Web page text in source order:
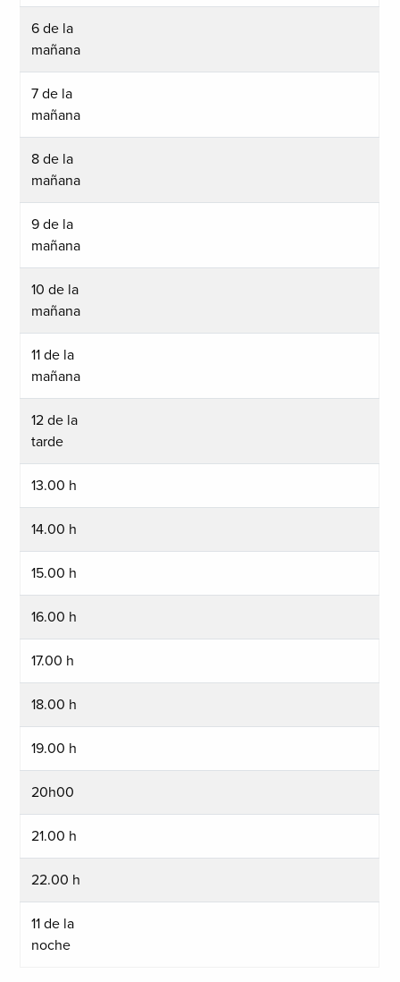
6 de la
mañana
7 de la
mañana
8 de la
mañana
9 de la
mañana
10 de la
mañana
11 de la
mañana
12 de la
tarde
13.00 h
14.00 h
15.00 h
16.00 h
17.00 h
18.00 h
19.00 h
20h00
21.00 h
22.00 h
11 de la
noche